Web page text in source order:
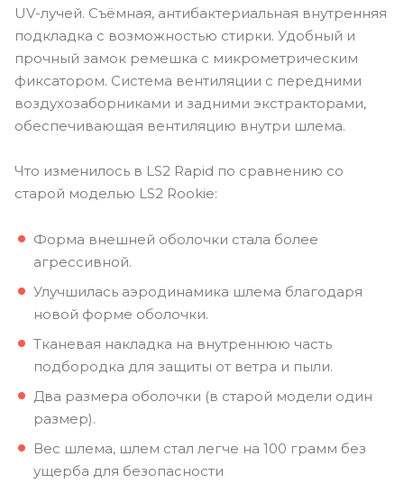
UV-лучей. Съёмная, антибактериальная внутренняя
подкладка с возможностью стирки. Удобный и
прочный замок ремешка с микрометрическим
фиксатором. Система вентиляции с передними
воздухозаборниками и задними экстракторами,
обеспечивающая вентиляцию внутри шлема.
Что изменилось в LS2 Rapid по сравнению со
старой моделью LS2 Rookie:
Форма внешней оболочки стала более
агрессивной.
Улучшилась аэродинамика шлема благодаря
новой форме оболочки.
Тканевая накладка на внутреннюю часть
подбородка для защиты от ветра и пыли.
Два размера оболочки (в старой модели один
размер).
Вес шлема, шлем стал легче на 100 грамм без
ущерба для безопасности